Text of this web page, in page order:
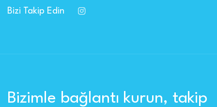
Bizi Takip Edin
Bizimle bağlantı kurun, takip